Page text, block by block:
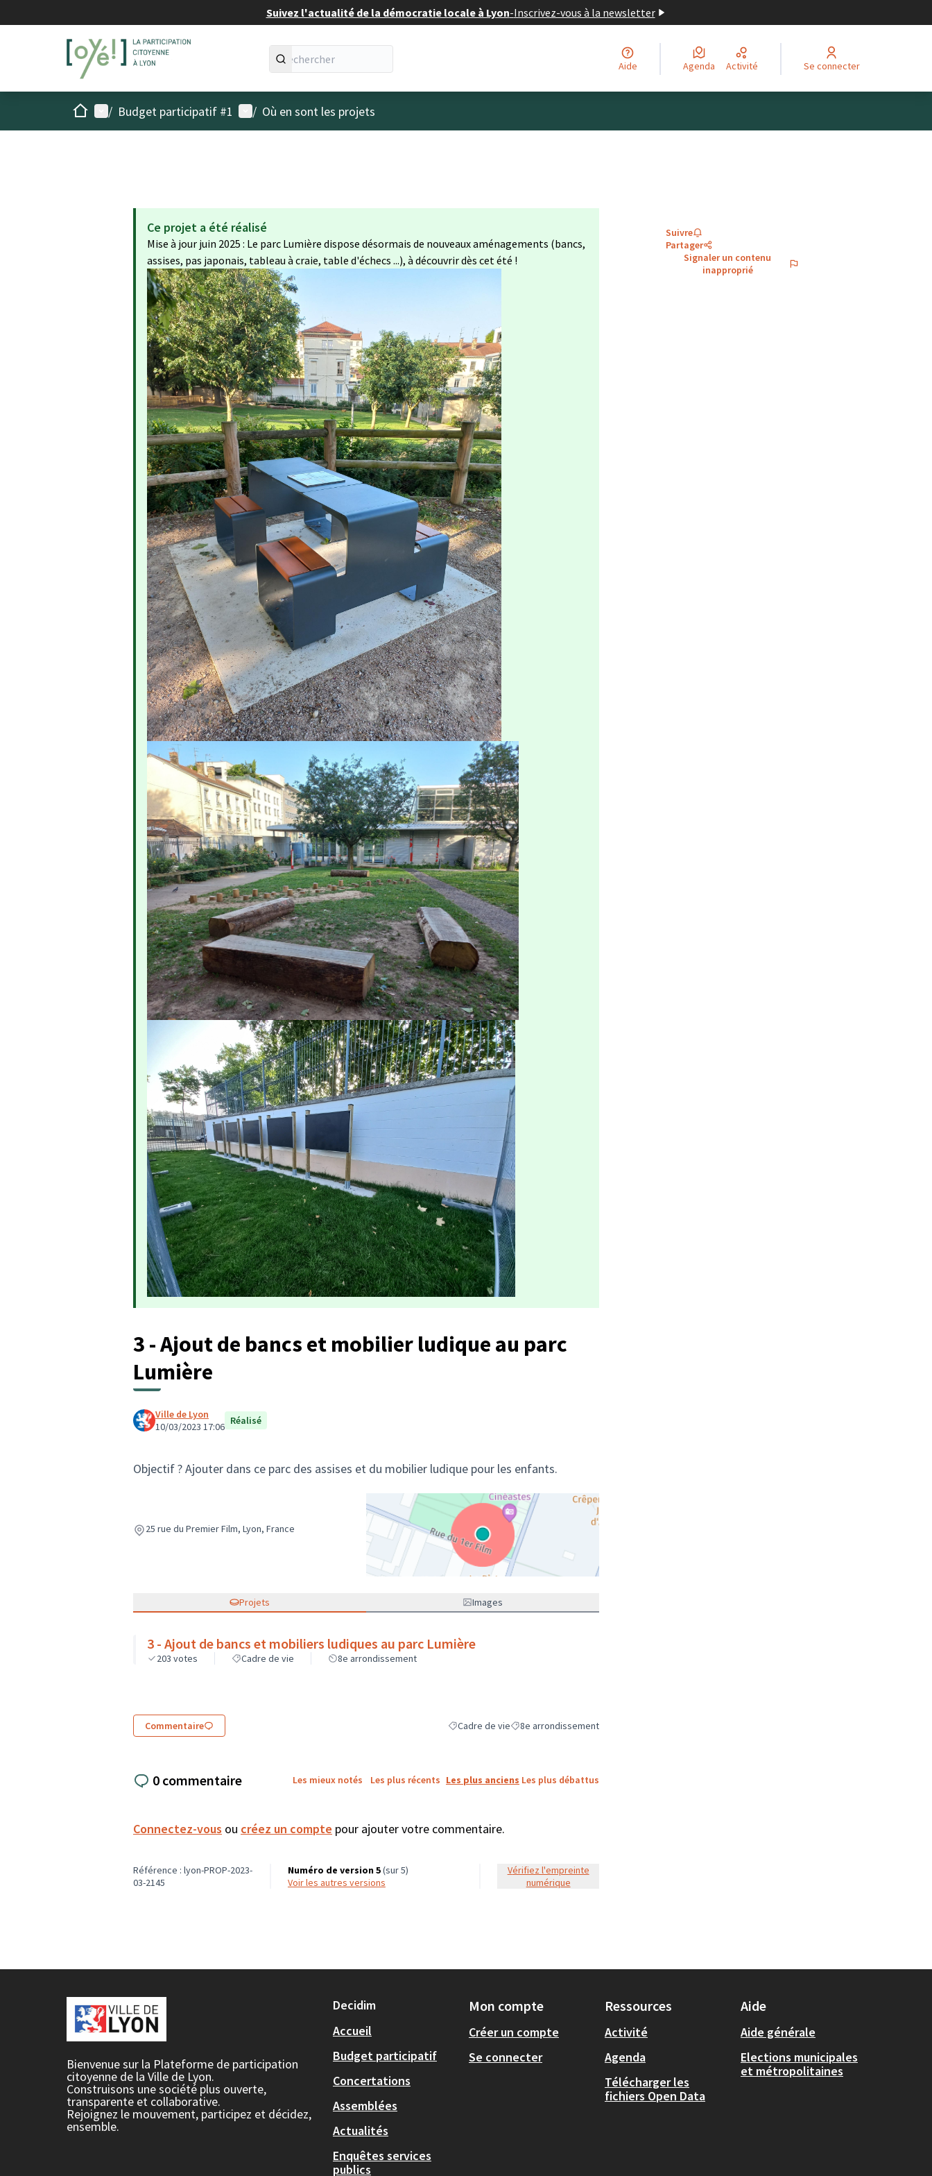
Suivez l'actualité de la démocratie locale à Lyon-Inscrivez-vous à la newsletter
Aide Agenda Activité Se connecter
AccueilMenu principal
/ Budget participatif #1 Menu utilisateur
/ Où en sont les projets
Ce projet a été réalisé
Mise à jour juin 2025 : Le parc Lumière dispose désormais de nouveaux aménagements (bancs,
assises, pas japonais, tableau à craie, table d'échecs ...), à découvrir dès cet été !
3 - Ajout de bancs et mobilier ludique au parc
Lumière
Ville de Lyon
10/03/2023 17:06 Réalisé
Objectif ? Ajouter dans ce parc des assises et du mobilier ludique pour les enfants.
25 rue du Premier Film, Lyon, France
Projets Images
3 - Ajout de bancs et mobiliers ludiques au parc Lumière
203 votes Cadre de vie 8e arrondissement
Commentaire Filtrer les résultats de la catégorie : Cadre de vie
Cadre de vieFiltrer les résultats pour la localisation : 8e arrondissement
8e arrondissement
Suivre
Partager
Signaler un contenu
inapproprié
0 commentaire Les mieux notés Les plus récents Les plus anciens Les plus débattus
Connectez-vous ou créez un compte pour ajouter votre commentaire.
Référence : lyon-PROP-2023-
03-2145
Numéro de version 5(sur 5)
voir les autres versions
Vérifiez l'empreinte
numérique
Bienvenue sur la Plateforme de participation
citoyenne de la Ville de Lyon.
Construisons une société plus ouverte,
transparente et collaborative.
Rejoignez le mouvement, participez et décidez,
ensemble.
Decidim
Accueil
Budget participatif
Concertations
Assemblées
Actualités
Enquêtes services
publics
Mon compte
Créer un compte
Se connecter
Ressources
Activité
Agenda
Télécharger les
fichiers Open Data
Aide
Aide générale
Elections municipales
et métropolitaines